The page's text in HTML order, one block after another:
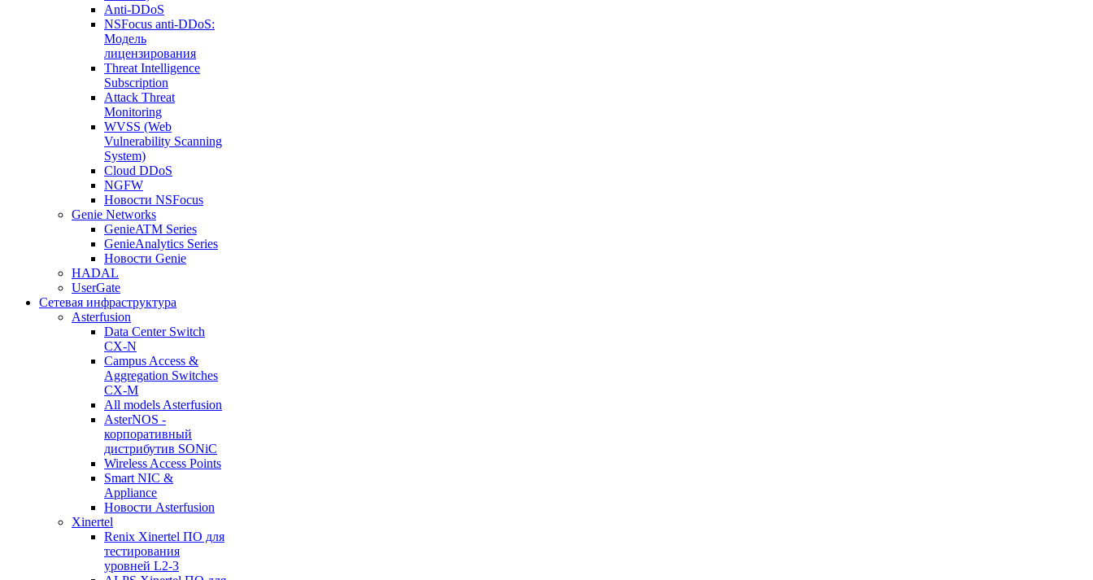
Anti-DDoS
NSFocus anti-DDoS:
Модель
лицензирования
Threat Intelligence
Subscription
Attack Threat
Monitoring
WVSS (Web
Vulnerability Scanning
System)
Cloud DDoS
NGFW
Новости NSFocus
Genie Networks
GenieATM Series
GenieAnalytics Series
Новости Genie
HADAL
UserGate
Сетевая инфраструктура
Asterfusion
Data Center Switch
CX-N
Campus Access &
Aggregation Switches
CX-M
All models Asterfusion
AsterNOS -
корпоративный
дистрибутив SONiC
Wireless Access Points
Smart NIC &
Appliance
Новости Asterfusion
Xinertel
Renix Xinertel ПО для
тестирования
уровней L2-3